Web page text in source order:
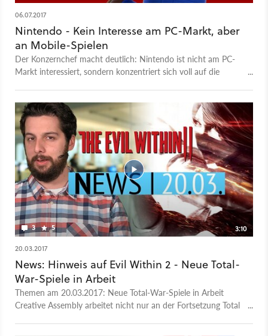
06.07.2017
Nintendo - Kein Interesse am PC-Markt, aber
an Mobile-Spielen
Der Konzernchef macht deutlich: Nintendo ist nicht am PC-
Markt interessiert, sondern konzentriert sich voll auf die
3 5
3:10
20.03.2017
News: Hinweis auf Evil Within 2 - Neue Total-
War-Spiele in Arbeit
Themen am 20.03.2017: Neue Total-War-Spiele in Arbeit
Creative Assembly arbeitet nicht nur an der Fortsetzung Total